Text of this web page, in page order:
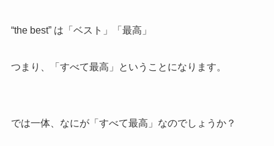
“the best” は「ベスト」「最高」
つまり、「すべて最高」ということになります。
では一体、なにが「すべて最高」なのでしょうか？